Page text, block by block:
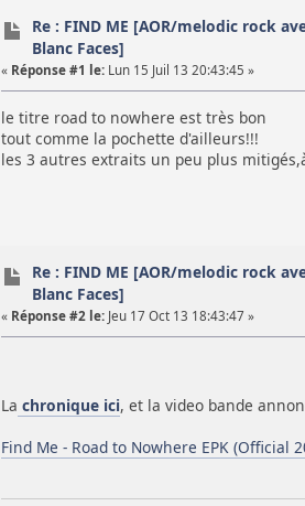
Re : FIND ME [AOR/melodic rock
Blanc Faces]
« Réponse #1 le:Lun 15 Juil 13 20:43:45 »
le titre road to nowhere est très bon
tout comme la pochette d'ailleurs!!!
les 3 autres extraits un peu plus
Re : FIND ME [AOR/melodic rock
Blanc Faces]
« Réponse #2 le:Jeu 17 Oct 13 18:43:47 »
La chronique ici, et la video bande
Find Me - Road to Nowhere EPK (Official